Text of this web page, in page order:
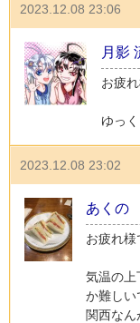
2023.12.08 23:06
月影
お疲れ
ゆっ
2023.12.08 23:02
あくの
お疲れ様
気温の上
か難しい
関西なん